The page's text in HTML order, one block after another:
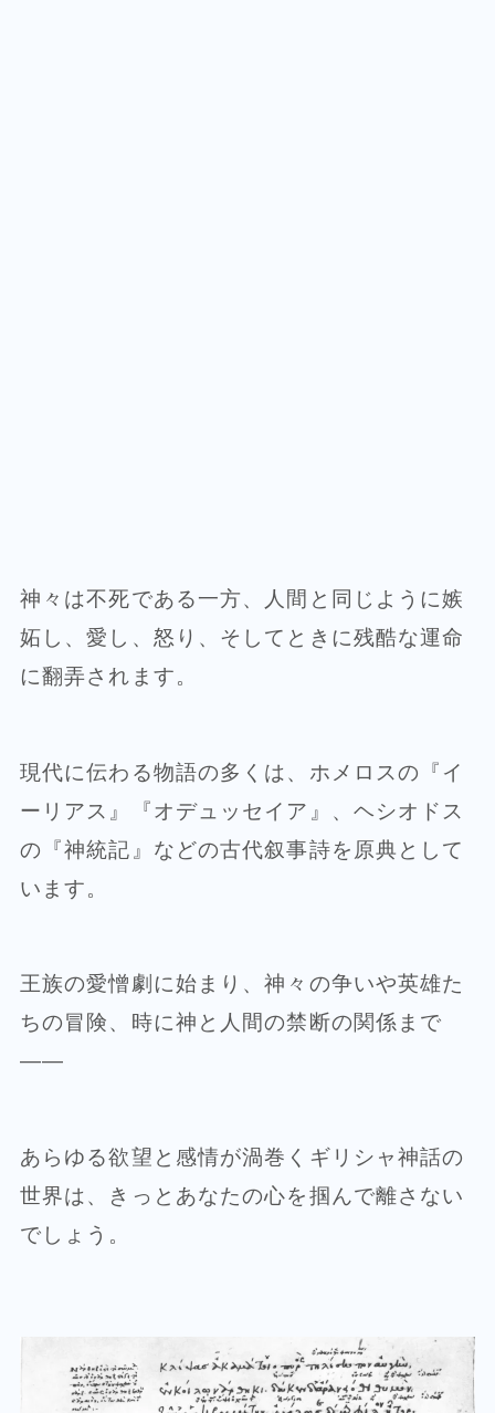
神々は不死である一方、人間と同じように嫉
妬し、愛し、怒り、そしてときに残酷な運命
に翻弄されます。
現代に伝わる物語の多くは、ホメロスの『イ
ーリアス』『オデュッセイア』、ヘシオドス
の『神統記』などの古代叙事詩を原典として
います。
王族の愛憎劇に始まり、神々の争いや英雄た
ちの冒険、時に神と人間の禁断の関係まで
——
あらゆる欲望と感情が渦巻くギリシャ神話の
世界は、きっとあなたの心を掴んで離さない
でしょう。